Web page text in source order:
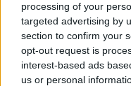
processing of your
targeted advertising by
section to confirm your
opt-out request is
interest-based ads
us or personal